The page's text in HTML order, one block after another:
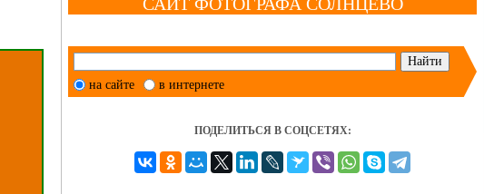
на сайте в интернете
ПОДЕЛИТЬСЯ В СОЦСЕТЯХ: